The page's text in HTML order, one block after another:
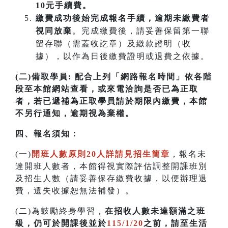
10元手續費。
繳費成功後始完成報名手續，逾期未繳費者
視同放棄 。完成繳費後，請妥善保留第一聯
留存聯（需蓋收訖章）及繳款證明（收
據），以作為日後繳費證明或退費之依據。
(二)備取學員: 配合上列「網路報名時間」依各階
段至本館網站查看，或來電洽詢是否已為正取
者，若已遞補為正取學員請於期限內繳費，本館
不另行通知，逾期視為棄權。
四 、 報名須知：
(一) 開班人數原則20人詳請見招生簡章 ，報名未
達開班人數者，本館得視實際評估調整開課班別
及招生人數（請妥善保存繳費收據，以便辦理退
費，遺失收據恕無法補發）。
(二)為鼓勵終身學習， 在招收人數未達額滿之班
級，仍可於開課後並於115/1/20之前，請至生活